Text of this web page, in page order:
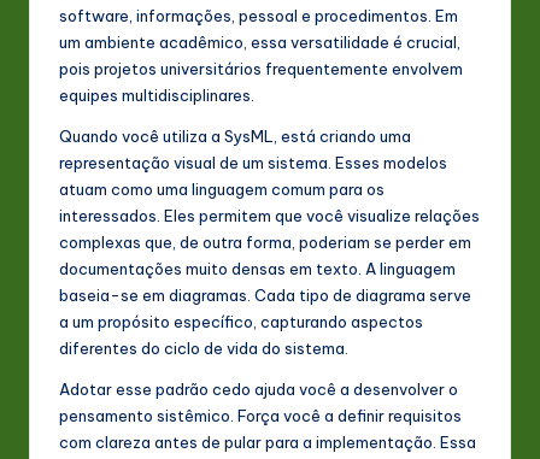
ti
o
software, informações, pessoal e procedimentos. Em
um ambiente acadêmico, essa versatilidade é crucial,
pois projetos universitários frequentemente envolvem
equipes multidisciplinares.
Quando você utiliza a SysML, está criando uma
representação visual de um sistema. Esses modelos
atuam como uma linguagem comum para os
interessados. Eles permitem que você visualize relações
complexas que, de outra forma, poderiam se perder em
documentações muito densas em texto. A linguagem
baseia-se em diagramas. Cada tipo de diagrama serve
a um propósito específico, capturando aspectos
diferentes do ciclo de vida do sistema.
Adotar esse padrão cedo ajuda você a desenvolver o
pensamento sistêmico. Força você a definir requisitos
com clareza antes de pular para a implementação. Essa